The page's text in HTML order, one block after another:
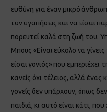
ευθύνη για έναν μικρό
τον αγαπήσεις και να είσαι
πορευτεί καλά στη ζωή του.
Μπους «Είναι εύκολο να
είσαι γονιός» που εμπεριέχει
κανείς όχι τέλειος, αλλά ένας
γονείς δεν υπάρχουν, όπως
παιδιά, κι αυτό είναι κάτι,